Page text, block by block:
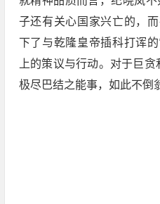
子还有关心国家兴亡的，
下了与乾隆皇帝插科打诨
上的策议与行动。对于巨
极尽巴结之能事，如此不倒